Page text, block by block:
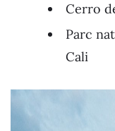
Cerro
Parc
Cali